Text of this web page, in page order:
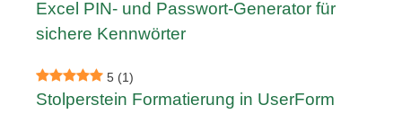
Excel PIN- und Passwort-Generator für
sichere Kennwörter
5 (1)
Stolperstein Formatierung in UserForm